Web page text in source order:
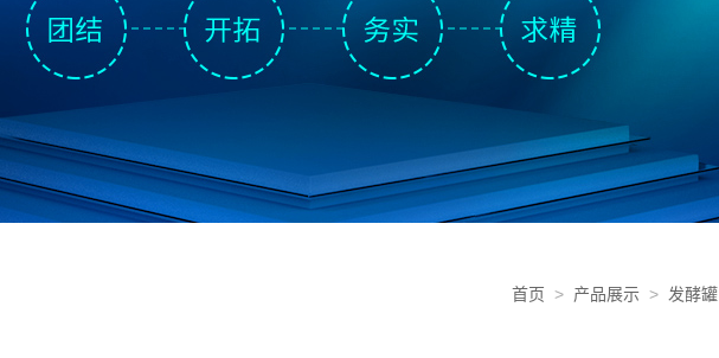
首页 > 产品展示 > 发酵罐